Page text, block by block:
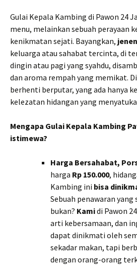
Gulai Kepala Kambing di Pawon 24
menu, melainkan sebuah perayaan
kenikmatan sejati. Bayangkan,
keluarga atau sahabat tercinta, di
dingin atau pagi yang syahdu,
dan aroma rempah yang memikat.
berhenti berputar, yang ada hanya
kelezatan hidangan yang
Mengapa Gulai Kepala Kambing
istimewa?
Harga Bersahabat,
harga Rp 150.000,
Kambing ini bisa
Sebuah penawaran yang
bukan? Kamidi Pawon
arti kebersamaan, dan
dapat dinikmati oleh
sekadar makan, tapi
dengan orang-orang